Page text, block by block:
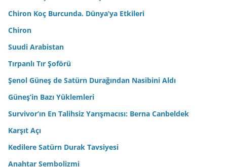
Chiron Koç Burcunda. Dünya’ya Etkileri
Chiron
Suudi Arabistan
Tırpanlı Tır Şoförü
Şenol Güneş de Satürn Durağından Nasibini Aldı
Güneş’in Bazı Yüklemleri
Survivor’ın En Talihsiz Yarışmacısı: Berna Canbeldek
Karşıt Açı
Kedilere Satürn Durak Tavsiyesi
Anahtar Sembolizmi